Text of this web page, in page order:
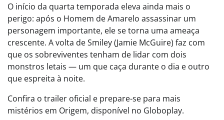
O início da quarta temporada eleva ainda mais o
perigo: após o Homem de Amarelo assassinar um
personagem importante, ele se torna uma ameaça
crescente. A volta de Smiley (Jamie McGuire) faz com
que os sobreviventes tenham de lidar com dois
monstros letais — um que caça durante o dia e outro
que espreita à noite.
Confira o trailer oficial e prepare-se para mais
mistérios em Origem, disponível no Globoplay.